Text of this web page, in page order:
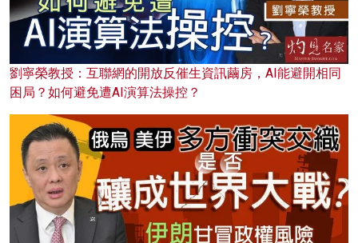
劉寧榮教授：互聯網的開放反催生資訊繭房，AI能避開相同
困局？如何避免遭AI演算法操控？